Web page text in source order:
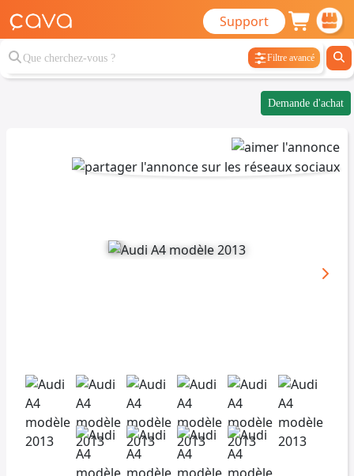
Support
Filtre avancé
Demande d'achat